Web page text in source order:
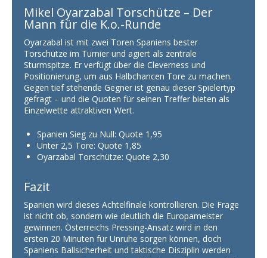
Mikel Oyarzabal Torschütze – Der
Mann für die K.o.-Runde
Oyarzabal ist mit zwei Toren Spaniens bester
Torschütze im Turnier und agiert als zentrale
Sturmspitze. Er verfügt über die Cleverness und
Positionierung, um aus Halbchancen Tore zu machen.
Gegen tief stehende Gegner ist genau dieser Spielertyp
gefragt – und die Quoten für seinen Treffer bieten als
Einzelwette attraktiven Wert.
Spanien Sieg zu Null: Quote 1,95
Unter 2,5 Tore: Quote 1,85
Oyarzabal Torschütze: Quote 2,30
Fazit
Spanien wird dieses Achtelfinale kontrollieren. Die Frage
ist nicht ob, sondern wie deutlich die Europameister
gewinnen. Österreichs Pressing-Ansatz wird in den
ersten 20 Minuten für Unruhe sorgen können, doch
Spaniens Ballsicherheit und taktische Disziplin werden